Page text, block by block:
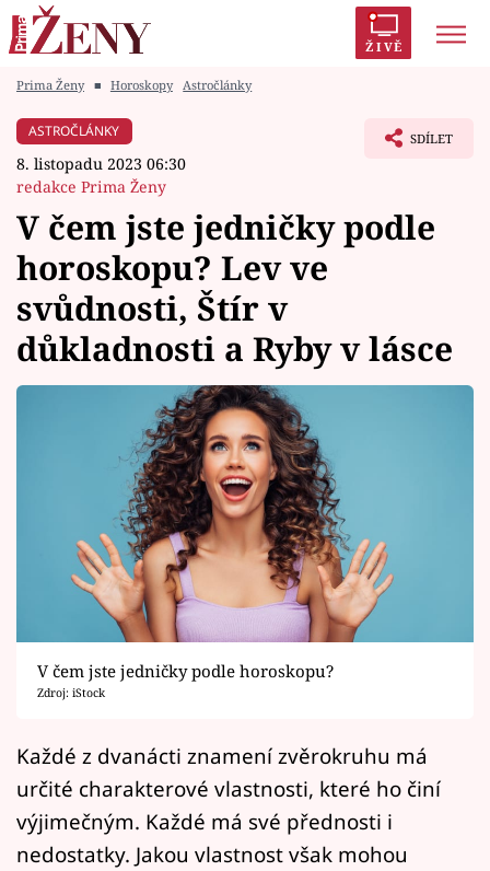
ŽIVĚ
Módní alarm
Témata
Celebrity
Vztahy
Horoskopy
Sledujte prima+
Filmový festival Karlovy Vary
Přihlášení
Sledujte nás
Prima Ženy ■ Horoskopy Astročlánky
ASTROČLÁNKY
8. listopadu 2023 06:30
redakce Prima Ženy
SDÍLET
V čem jste jedničky podle
horoskopu? Lev ve
svůdnosti, Štír v
důkladnosti a Ryby v lásce
V čem jste jedničky podle horoskopu?
Zdroj: iStock
Každé z dvanácti znamení zvěrokruhu má
určité charakterové vlastnosti, které ho činí
výjimečným. Každé má své přednosti i
nedostatky. Jakou vlastnost však mohou